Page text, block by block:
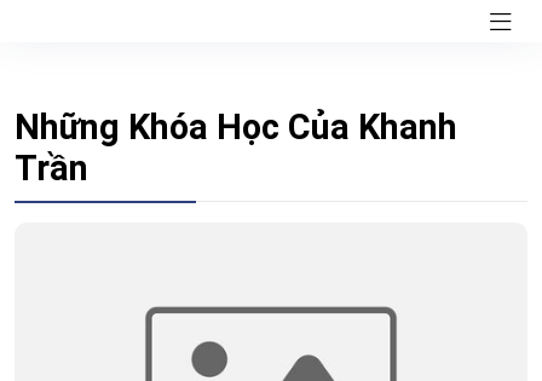
Những Khóa Học Của Khanh
Trần